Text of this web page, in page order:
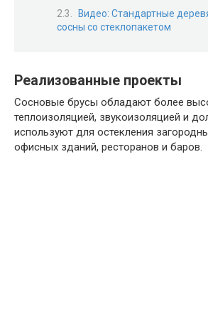
Видео: Стандартные
сосны со стеклопакетом
Реализованные проекты
Сосновые брусы обладают более
теплоизоляцией, звукоизоляцией и
используют для остекления
офисных зданий, ресторанов и баров.